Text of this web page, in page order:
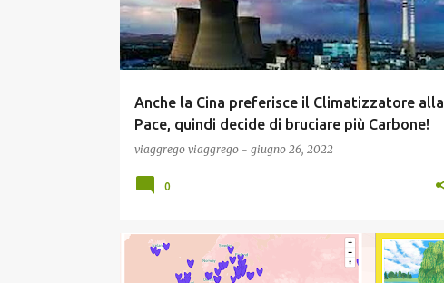
Anche la Cina preferisce il Climatizzatore alla
Pace, quindi decide di bruciare più Carbone!
viaggrego viaggrego - giugno 26, 2022
0
SCUOLA E DIDATTICA